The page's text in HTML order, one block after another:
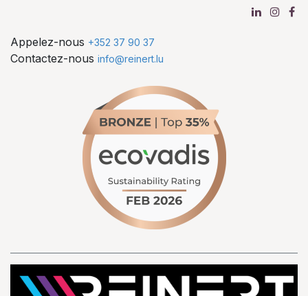
Appelez-nous +352 37 90 37
Contactez-nous info@reinert.lu